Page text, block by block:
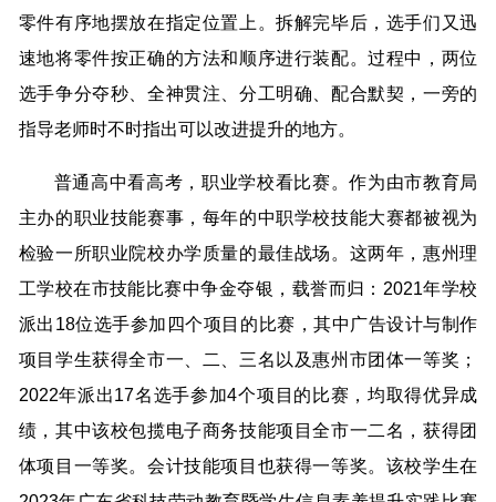
零件有序地摆放在指定位置上。拆解完毕后，选手们又迅
速地将零件按正确的方法和顺序进行装配。过程中，两位
选手争分夺秒、全神贯注、分工明确、配合默契，一旁的
指导老师时不时指出可以改进提升的地方。
普通高中看高考，职业学校看比赛。作为由市教育局
主办的职业技能赛事，每年的中职学校技能大赛都被视为
检验一所职业院校办学质量的最佳战场。这两年，惠州理
工学校在市技能比赛中争金夺银，载誉而归：2021年学校
派出18位选手参加四个项目的比赛，其中广告设计与制作
项目学生获得全市一、二、三名以及惠州市团体一等奖；
2022年派出17名选手参加4个项目的比赛，均取得优异成
绩，其中该校包揽电子商务技能项目全市一二名，获得团
体项目一等奖。会计技能项目也获得一等奖。该校学生在